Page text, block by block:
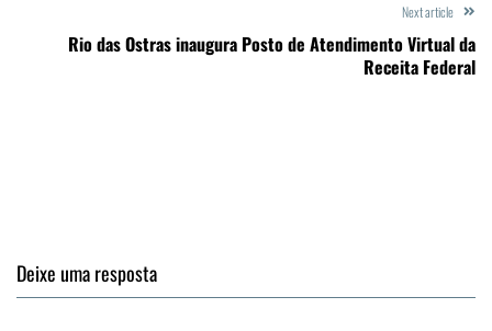
Next article
Rio das Ostras inaugura Posto de Atendimento Virtual da
Receita Federal
Deixe uma resposta